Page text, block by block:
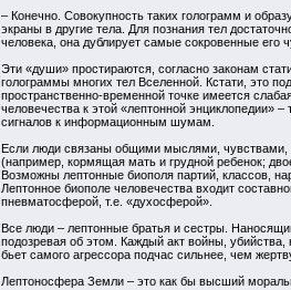
– Конечно. Совокупность таких голограмм и
экраны в другие тела. Для познания тел
человека, она дублирует самые сокровенные
Эти «души» простираются, согласно законам
голограммы многих тел Вселенной. Кстати, это
пространственно-временной точке имеется
человечества к этой «лептонной энциклопедии»
сигналов к информационным шумам.
Если люди связаны общими мыслями, чувствами,
(например, кормящая мать и грудной ребенок;
Возможны лептонные биополя партий, классов,
Лептонное биополе человечества входит
пневматосферой, т.е. «духосферой».
Все люди – лептонные братья и сестры.
подозревая об этом. Каждый акт войны, убийства,
бьет самого агрессора подчас сильнее, чем
Лептоносфера Земли – это как бы высший